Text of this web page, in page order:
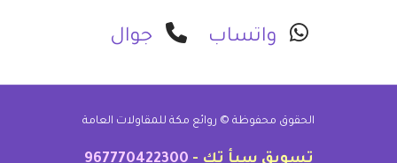
واتساب جوال
الحقوق محفوظة © روائع مكة للمقاولات العامة
تسويق سبأ تك -